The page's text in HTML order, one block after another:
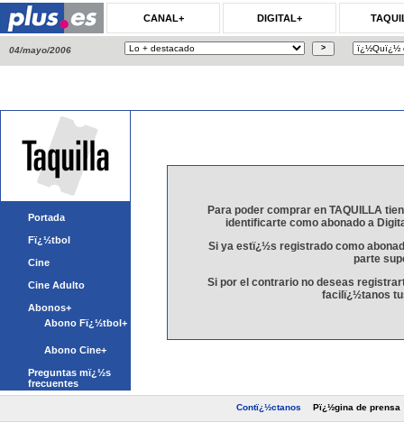
CANAL+ DIGITAL+
04/mayo/2006
Portada
Fï¿½tbol
Cine
Cine Adulto
Abonos+
Abono Fï¿½tbol+
Abono Cine+
Preguntas mï¿½s
frecuentes
Para poder comprar en TAQUILLA
identificarte como abonado a
Si ya estï¿½s registrado como
parte
Si por el contrario no deseas
facilï¿½tanos
Contï¿½ctanos Pï¿½gina de prensa